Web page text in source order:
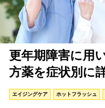
更年期障害に用
方薬を症状別に
エイジングケア ホットフラッシュ